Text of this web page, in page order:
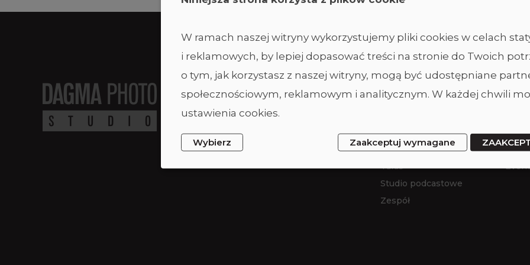
Studio
Studio ciemne
Studio małe
Taras
Studio podcastowe
Zespół
W ramach naszej witryny wykorzystujemy pliki cookies w celach
i reklamowych, by lepiej dopasować treści na stronie do Twoich
o tym, jak korzystasz z naszej witryny, mogą być udostępniane
społecznościowym, reklamowym i analitycznym. W każdej chwili
ustawienia cookies.
Wybierz Zaakceptuj wymagane